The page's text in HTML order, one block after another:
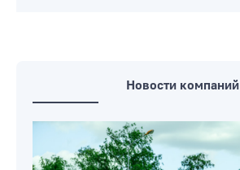
Новости компаний